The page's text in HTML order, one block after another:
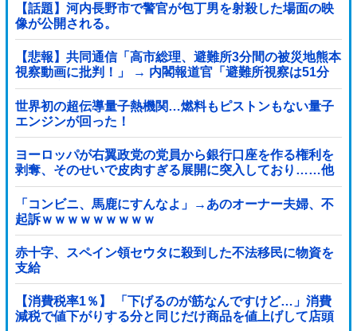
【話題】河内長野市で警官が包丁男を射殺した場面の映
像が公開される。
【悲報】共同通信「高市総理、避難所3分間の被災地熊本
視察動画に批判！」 → 内閣報道官「避難所視察は51分
間！大変な状況の中で、1時間近く受け入...
世界初の超伝導量子熱機関…燃料もピストンもない量子
エンジンが回った！
ヨーロッパが右翼政党の党員から銀行口座を作る権利を
剥奪、そのせいで皮肉すぎる展開に突入しており……他
「コンビニ、馬鹿にすんなよ」→あのオーナー夫婦、不
起訴ｗｗｗｗｗｗｗｗｗ
赤十字、スペイン領セウタに殺到した不法移民に物資を
支給
【消費税率1％】 「下げるのが筋なんですけど…」消費
減税で値下がりする分と同じだけ商品を値上げして店頭